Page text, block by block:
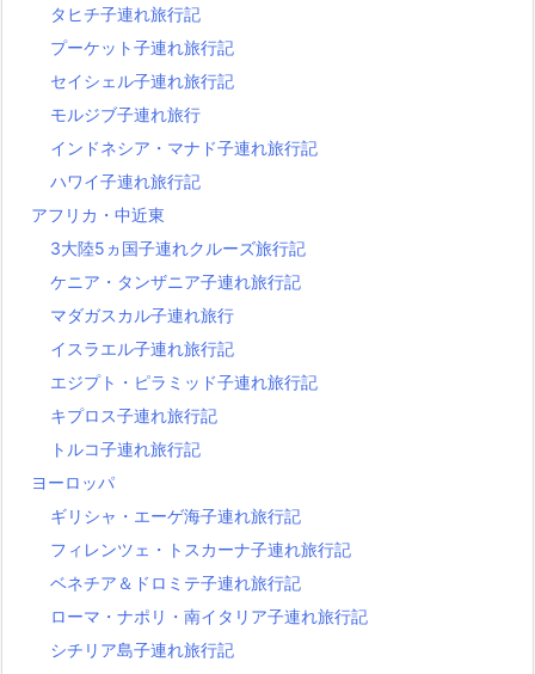
タヒチ子連れ旅行記
プーケット子連れ旅行記
セイシェル子連れ旅行記
モルジブ子連れ旅行
インドネシア・マナド子連れ旅行記
ハワイ子連れ旅行記
アフリカ・中近東
3大陸5ヵ国子連れクルーズ旅行記
ケニア・タンザニア子連れ旅行記
マダガスカル子連れ旅行
イスラエル子連れ旅行記
エジプト・ピラミッド子連れ旅行記
キプロス子連れ旅行記
トルコ子連れ旅行記
ヨーロッパ
ギリシャ・エーゲ海子連れ旅行記
フィレンツェ・トスカーナ子連れ旅行記
ベネチア＆ドロミテ子連れ旅行記
ローマ・ナポリ・南イタリア子連れ旅行記
シチリア島子連れ旅行記